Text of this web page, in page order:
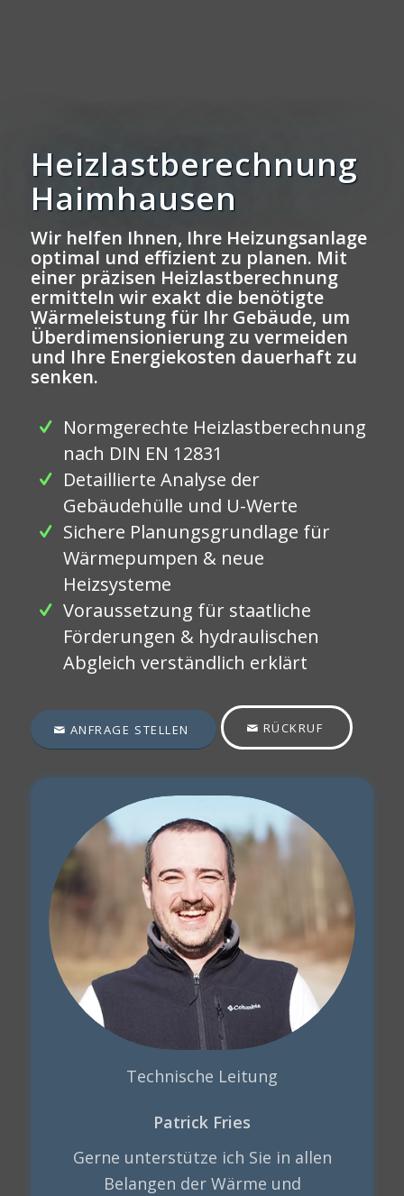
Heizlastberechnung
Haimhausen
Wir helfen Ihnen, Ihre Heizungsanlage
optimal und effizient zu planen. Mit
einer präzisen Heizlastberechnung
ermitteln wir exakt die benötigte
Wärmeleistung für Ihr Gebäude, um
Überdimensionierung zu vermeiden
und Ihre Energiekosten dauerhaft zu
senken.
Normgerechte Heizlastberechnung
nach DIN EN 12831
Detaillierte Analyse der
Gebäudehülle und U-Werte
Sichere Planungsgrundlage für
Wärmepumpen & neue
Heizsysteme
Voraussetzung für staatliche
Förderungen & hydraulischen
Abgleich verständlich erklärt
ANFRAGE STELLEN RÜCKRUF
Technische Leitung
Patrick Fries
Gerne unterstütze ich Sie in allen
Belangen der Wärme und